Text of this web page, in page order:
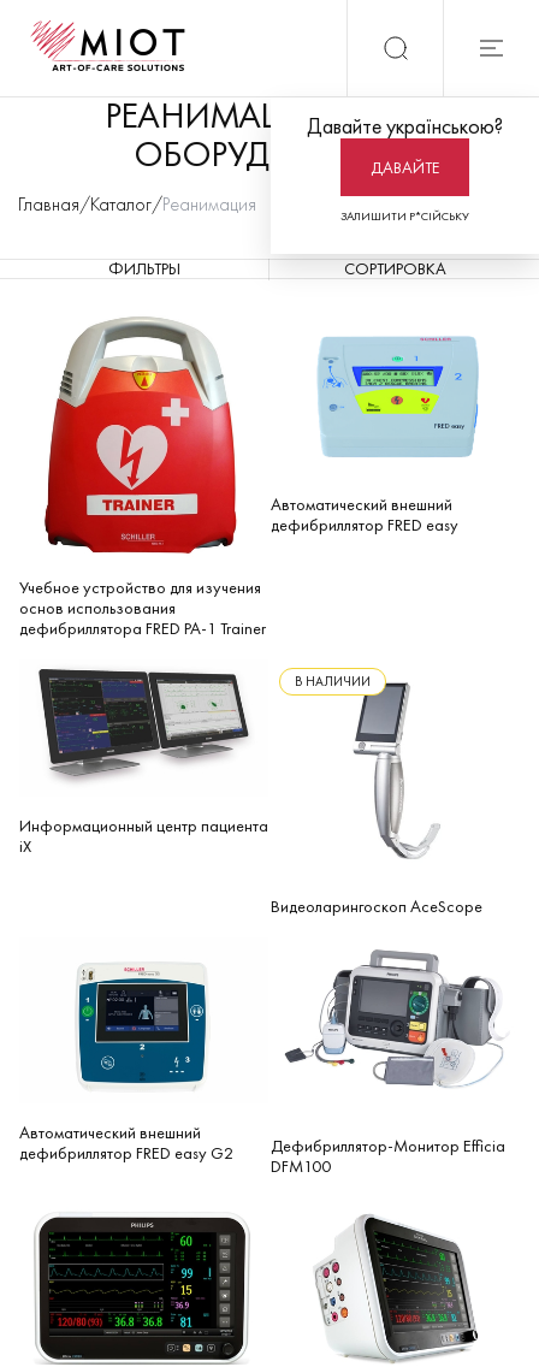
Давайте українською?
ДАВАЙТЕ
ЗАЛИШИТИ Р*СІЙСЬКУ
РЕАНИМАЦИОННОЕ
ОБОРУДОВАНИЕ
Главная/Каталог/Реанимация
ФИЛЬТРЫ СОРТИРОВКА
Учебное устройство для изучения
основ использования
дефибриллятора FRED PA-1 Trainer
Автоматический внешний
дефибриллятор FRED easy
Информационный центр пациента
iX
В НАЛИЧИИ
Видеоларингоскоп AceScope
Автоматический внешний
дефибриллятор FRED easy G2
Дефибриллятор-Монитор Efficia
DFM100